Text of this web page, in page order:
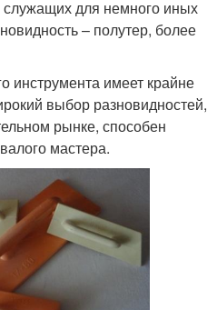
служащих для немного иных
– полутер, более
инструмента имеет крайне
выбор разновидностей,
рынке, способен
мастера.